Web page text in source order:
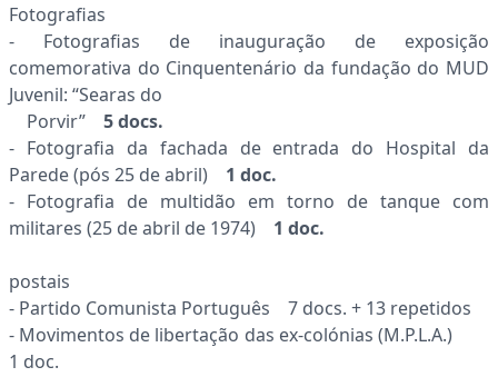
Fotografias
- Fotografias de inauguração de exposição
comemorativa do Cinquentenário da fundação do MUD
Juvenil: “Searas do
Porvir” 5 docs.
- Fotografia da fachada de entrada do Hospital da
Parede (pós 25 de abril) 1 doc.
- Fotografia de multidão em torno de tanque com
militares (25 de abril de 1974) 1 doc.
postais
- Partido Comunista Português 7 docs. + 13 repetidos
- Movimentos de libertação das ex-colónias (M.P.L.A.)
1 doc.